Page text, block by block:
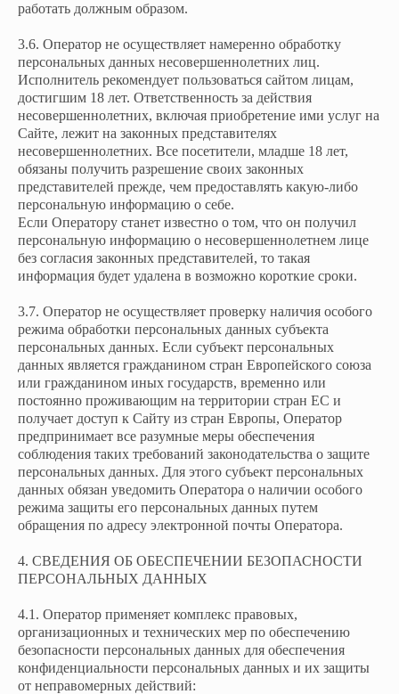
работать должным образом.
3.6. Оператор не осуществляет намеренно обработку
персональных данных несовершеннолетних лиц.
Исполнитель рекомендует пользоваться сайтом лицам,
достигшим 18 лет. Ответственность за действия
несовершеннолетних, включая приобретение ими услуг на
Сайте, лежит на законных представителях
несовершеннолетних. Все посетители, младше 18 лет,
обязаны получить разрешение своих законных
представителей прежде, чем предоставлять какую-либо
персональную информацию о себе.
Если Оператору станет известно о том, что он получил
персональную информацию о несовершеннолетнем лице
без согласия законных представителей, то такая
информация будет удалена в возможно короткие сроки.
3.7. Оператор не осуществляет проверку наличия особого
режима обработки персональных данных субъекта
персональных данных. Если субъект персональных
данных является гражданином стран Европейского союза
или гражданином иных государств, временно или
постоянно проживающим на территории стран ЕС и
получает доступ к Сайту из стран Европы, Оператор
предпринимает все разумные меры обеспечения
соблюдения таких требований законодательства о защите
персональных данных. Для этого субъект персональных
данных обязан уведомить Оператора о наличии особого
режима защиты его персональных данных путем
обращения по адресу электронной почты Оператора.
4. СВЕДЕНИЯ ОБ ОБЕСПЕЧЕНИИ БЕЗОПАСНОСТИ
ПЕРСОНАЛЬНЫХ ДАННЫХ
4.1. Оператор применяет комплекс правовых,
организационных и технических мер по обеспечению
безопасности персональных данных для обеспечения
конфиденциальности персональных данных и их защиты
от неправомерных действий: